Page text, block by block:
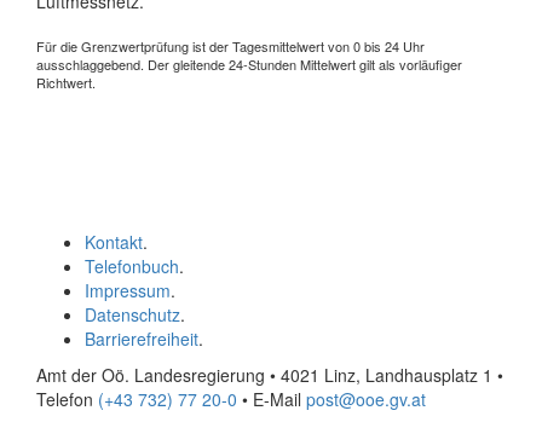
Für die Grenzwertprüfung ist der Tagesmittelwert von 0 bis 24 Uhr
ausschlaggebend. Der gleitende 24-Stunden Mittelwert gilt als vorläufiger
Richtwert.
Kontakt.
Telefonbuch.
Impressum.
Datenschutz.
Barrierefreiheit.
Amt der Oö. Landesregierung • 4021 Linz, Landhausplatz 1 •
Telefon (+43 732) 77 20-0 • E-Mail post@ooe.gv.at